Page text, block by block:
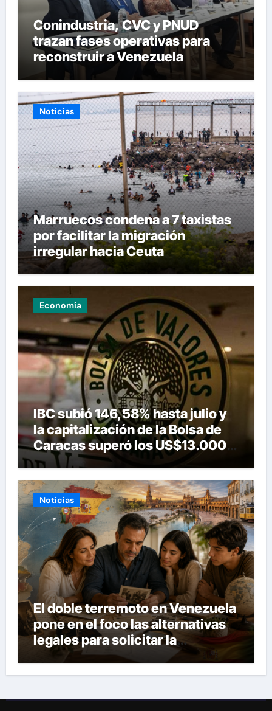
Conindustria, CVC y PNUD
trazan fases operativas para
reconstruir a Venezuela
Noticias
Marruecos condena a 7 taxistas
por facilitar la migración
irregular hacia Ceuta
Economía
IBC subió 146,58% hasta julio y
la capitalización de la Bolsa de
Caracas superó los US$13.000
millones
Noticias
El doble terremoto en Venezuela
pone en el foco las alternativas
legales para solicitar la
nacionalidad por parte de
personas con vínculos